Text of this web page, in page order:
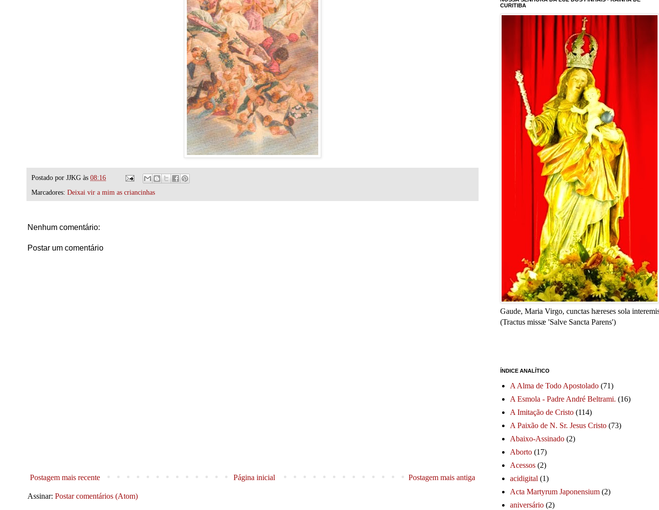
Postado por JJKG às 08:16
Marcadores: Deixai vir a mim as criancinhas
Nenhum comentário:
Postar um comentário
Postagem mais recente Postagem mais antiga
Página inicial
Assinar: Postar comentários (Atom)
CURITIBA
Gaude, Maria Virgo, cunctas hæreses sola
(Tractus missæ 'Salve Sancta Parens')
ÍNDICE ANALÍTICO
A Alma de Todo Apostolado (71)
A Esmola - Padre André Beltrami. (16)
A Imitação de Cristo (114)
A Paixão de N. Sr. Jesus Cristo (73)
Abaixo-Assinado (2)
Aborto (17)
Acessos (2)
acidigital (1)
Acta Martyrum Japonensium (2)
aniversário (2)